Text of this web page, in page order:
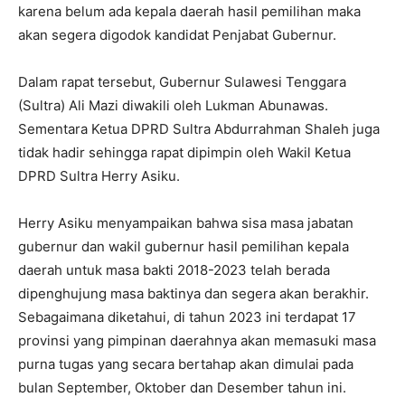
karena belum ada kepala daerah hasil pemilihan maka
akan segera digodok kandidat Penjabat Gubernur.
Dalam rapat tersebut, Gubernur Sulawesi Tenggara
(Sultra) Ali Mazi diwakili oleh Lukman Abunawas.
Sementara Ketua DPRD Sultra Abdurrahman Shaleh juga
tidak hadir sehingga rapat dipimpin oleh Wakil Ketua
DPRD Sultra Herry Asiku.
Herry Asiku menyampaikan bahwa sisa masa jabatan
gubernur dan wakil gubernur hasil pemilihan kepala
daerah untuk masa bakti 2018-2023 telah berada
dipenghujung masa baktinya dan segera akan berakhir.
Sebagaimana diketahui, di tahun 2023 ini terdapat 17
provinsi yang pimpinan daerahnya akan memasuki masa
purna tugas yang secara bertahap akan dimulai pada
bulan September, Oktober dan Desember tahun ini.